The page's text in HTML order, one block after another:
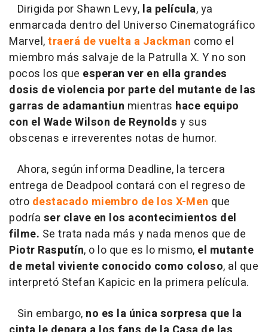
Dirigida por Shawn Levy, la película, ya
enmarcada dentro del Universo Cinematográfico
Marvel,traerá de vuelta a Jackman como el
miembro más salvaje de la Patrulla X. Y no son
pocos los que esperan ver en ella grandes
dosis de violencia por parte del mutante de las
garras de adamantiun mientras hace equipo
con el Wade Wilson de Reynolds y sus
obscenas e irreverentes notas de humor.
Ahora, según informa Deadline, la tercera
entrega de Deadpool contará con el regreso de
otro destacado miembro de los X-Men que
podría ser clave en los acontecimientos del
filme. Se trata nada más y nada menos que de
Piotr Rasputín, o lo que es lo mismo, el mutante
de metal viviente conocido como coloso, al que
interpretó Stefan Kapicic en la primera película.
Sin embargo, no es la única sorpresa que la